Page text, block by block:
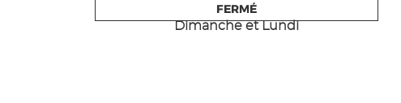
FERMÉ
Dimanche et Lundi